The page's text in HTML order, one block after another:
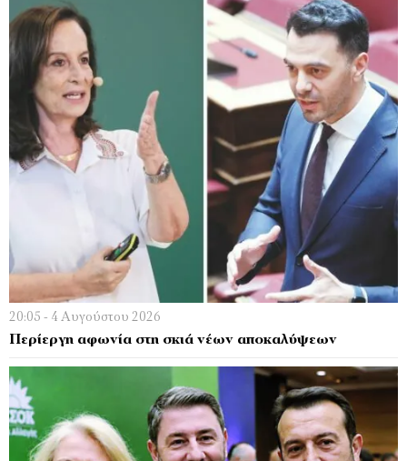
20:05 - 4 Αυγούστου 2026
Περίεργη αφωνία στη σκιά νέων αποκαλύψεων